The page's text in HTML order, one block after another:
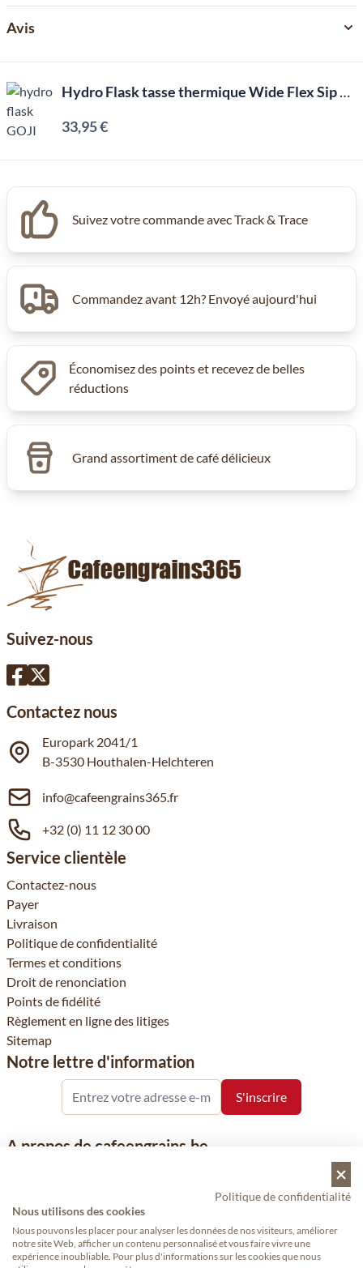
Avis
Hydro Flask tasse thermique Wide Flex Sip Lid 354ml (12oz) - GOJI
33,95 €
Suivez votre commande avec Track & Trace
Commandez avant 12h? Envoyé aujourd'hui
Économisez des points et recevez de belles
réductions
Grand assortiment de café délicieux
Suivez-nous
Contactez nous
Europark 2041/1
B-3530 Houthalen-Helchteren
info@cafeengrains365.fr
+32 (0) 11 12 30 00
Service clientèle
Contactez-nous
Payer
Livraison
Politique de confidentialité
Termes et conditions
Droit de renonciation
Points de fidélité
Règlement en ligne des litiges
Sitemap
Notre lettre d'information
A propos de cafeengrains.be
Le grain de café fait partie de la société VHN et se concentre sur
la vente de produits à base de café, de renommée nationale et
internationale, tels que le café, les grains de café, le café moulu
et les dosettes de café, garants de qualité.
Politique de confidentialité
Nous utilisons des cookies
Nous pouvons les placer pour analyser les données de nos visiteurs, améliorer
notre site Web, afficher un contenu personnalisé et vous faire vivre une
expérience inoubliable. Pour plus d'informations sur les cookies que nous